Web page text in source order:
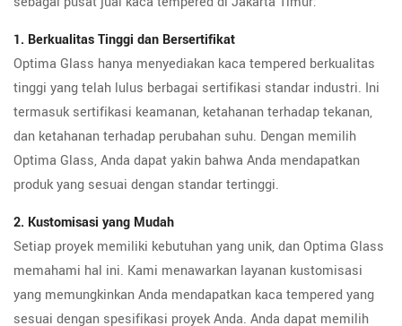
1. Berkualitas Tinggi dan Bersertifikat
Optima Glass hanya menyediakan kaca tempered berkualitas
tinggi yang telah lulus berbagai sertifikasi standar industri. Ini
termasuk sertifikasi keamanan, ketahanan terhadap tekanan,
dan ketahanan terhadap perubahan suhu. Dengan memilih
Optima Glass, Anda dapat yakin bahwa Anda mendapatkan
produk yang sesuai dengan standar tertinggi.
2. Kustomisasi yang Mudah
Setiap proyek memiliki kebutuhan yang unik, dan Optima Glass
memahami hal ini. Kami menawarkan layanan kustomisasi
yang memungkinkan Anda mendapatkan kaca tempered yang
sesuai dengan spesifikasi proyek Anda. Anda dapat memilih